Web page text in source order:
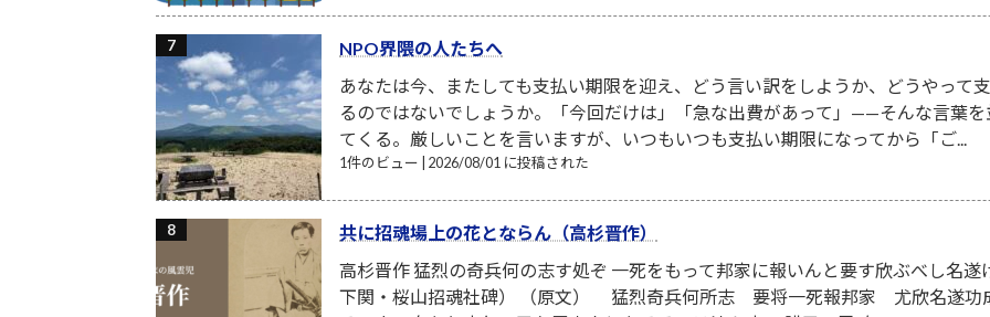
NPO界隈の人たちへ
あなたは今、またしても支払い期限を迎え、どう言い訳をしようか、どうやって
るのではないでしょうか。「今回だけは」「急な出費があって」——そんな言葉
てくる。厳しいことを言いますが、いつもいつも支払い期限になってから「ご...
1件のビュー 2026/08/01 に投稿された
共に招魂場上の花とならん（高杉晋作）
高杉晋作 猛烈の奇兵何の志す処ぞ 一死をもって邦家に報いんと要す欣ぶべし名
下関・桜山招魂社碑） （原文） 猛烈奇兵何所志 要将一死報邦家 尤欣名遂